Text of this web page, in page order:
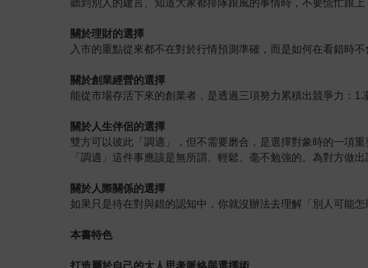
關於理財的選擇
入市的重點從來都不在對於行情預測準確，而是如何在看錯時不
關於創業經營的選擇
能從市場存活下來的創業者，是透過三項努力累積出競爭力：
關於人生伴侶的選擇
雙方可以彼此「調適」，但不需要磨合，是選擇對象時的一項重
「調適」這件事應該是無所謂、輕鬆、毫不勉強的。為對方做
關於人際關係的選擇
如果只是待在對與錯的認知中，你就沒辦法去理解「別人可能怎
本書特色
打造屬於自己的大人思考脈絡與選擇術